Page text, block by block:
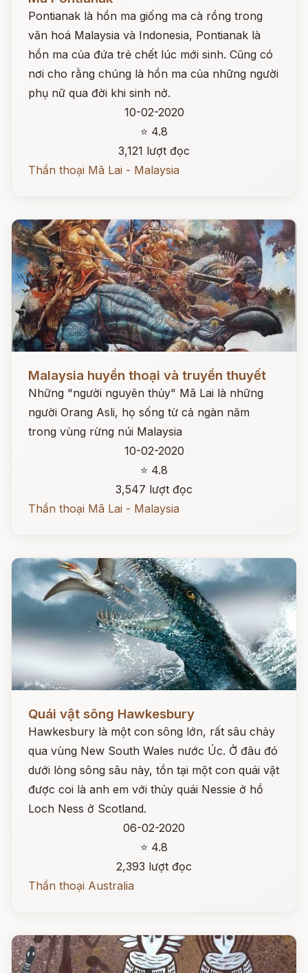
Pontianak là hồn ma giống ma cà rồng trong
văn hoá Malaysia và Indonesia, Pontianak là
hồn ma của đứa trẻ chết lúc mới sinh. Cũng có
nơi cho rằng chúng là hồn ma của những người
phụ nữ qua đời khi sinh nở.
10-02-2020
⭐ 4.8
3,121 lượt đọc
Thần thoại Mã Lai - Malaysia
Malaysia huyền thoại và truyền thuyết
Những "người nguyên thủy" Mã Lai là những
người Orang Asli, họ sống từ cả ngàn năm
trong vùng rừng núi Malaysia
10-02-2020
⭐ 4.8
3,547 lượt đọc
Thần thoại Mã Lai - Malaysia
Quái vật sông Hawkesbury
Hawkesbury là một con sông lớn, rất sâu chảy
qua vùng New South Wales nước Úc. Ở đâu đó
dưới lòng sông sâu này, tồn tại một con quái vật
được coi là anh em với thủy quái Nessie ở hồ
Loch Ness ở Scotland.
06-02-2020
⭐ 4.8
2,393 lượt đọc
Thần thoại Australia